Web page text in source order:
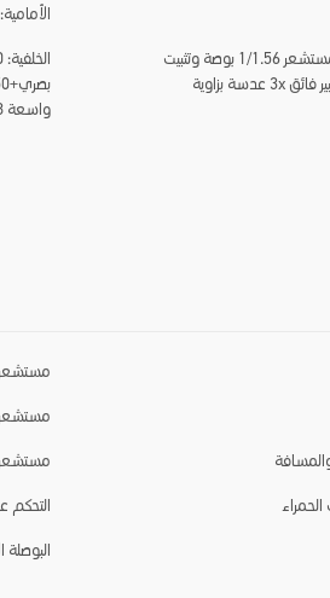
الخلفية: 50 ميجابكسل مع مستشعر 1/1.56 بوصة وتثبيت
بصري+50 ميجابكسل مع تكبير فائق 3x عدسة بزاوية
الأمامية: 32 ميجابكسل
واسعة 8 ميجابكسل
مستشعر
التحكم
البوصلة